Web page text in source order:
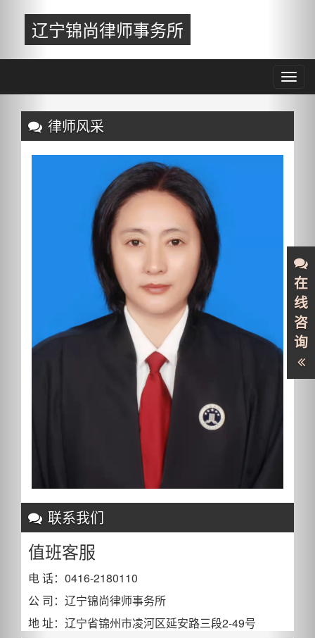
辽宁锦尚律师事务所
Previous
律师风采
联系我们
值班客服
电 话：0416-2180110
公 司：辽宁锦尚律师事务所
地 址：辽宁省锦州市凌河区延安路三段2-49号
在
线
咨
询